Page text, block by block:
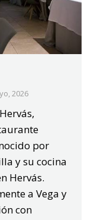
2026
por
y su cocina
Hervás.
a Vega y
con